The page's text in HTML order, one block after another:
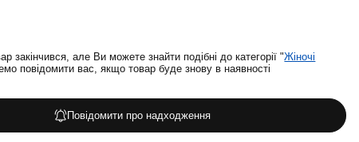
закінчився, але Ви можете знайти подібні до категорії "Жіночі
повідомити вас, якщо товар буде знову в наявності
Повідомити про надходження